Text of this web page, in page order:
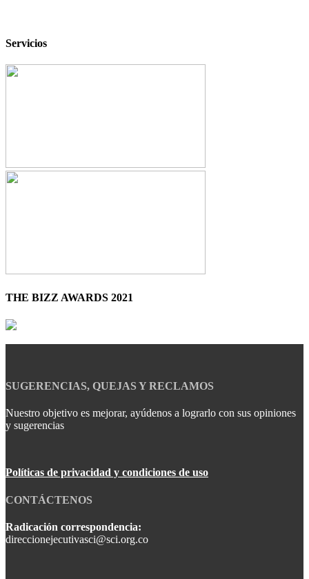
Servicios
THE BIZZ AWARDS 2021
SUGERENCIAS, QUEJAS Y RECLAMOS
Nuestro objetivo es mejorar, ayúdenos a lograrlo con sus opiniones
y sugerencias
Políticas de privacidad y condiciones de uso
CONTÁCTENOS
Radicación correspondencia:
direccionejecutivasci@sci.org.co